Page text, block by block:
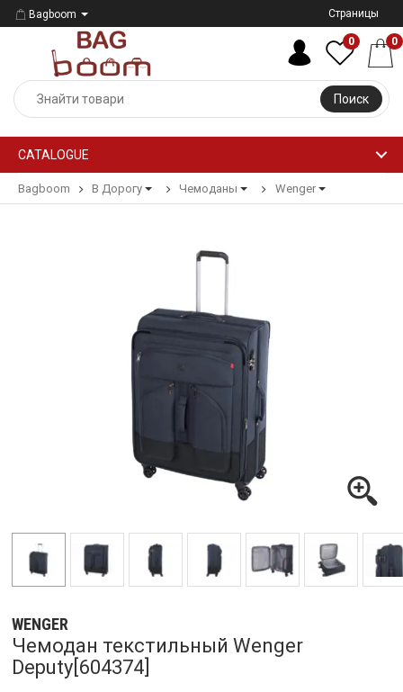
Bagboom Страницы
Поиск
0 0
CATALOGUE
Bagboom В Дорогу Чемоданы Wenger
WENGER
Чемодан текстильный Wenger
Deputy[604374]